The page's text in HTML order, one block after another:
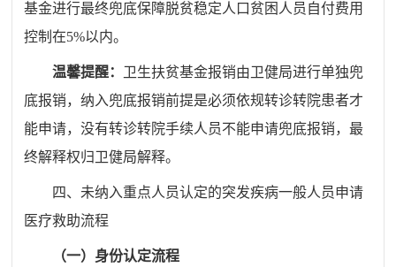
基金进行最终兜底保障脱贫稳定人口贫困人员自付费用
控制在5%以内。
温馨提醒： 卫生扶贫基金报销由卫健局进行单独兜
底报销，纳入兜底报销前提是必须依规转诊转院患者才
能申请，没有转诊转院手续人员不能申请兜底报销，最
终解释权归卫健局解释。
四、未纳入重点人员认定的突发疾病一般人员申请
医疗救助流程
（一）身份认定流程